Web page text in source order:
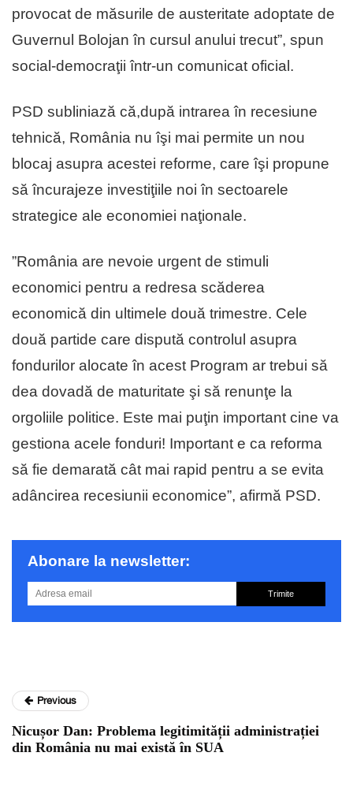
provocat de măsurile de austeritate adoptate de
Guvernul Bolojan în cursul anului trecut”, spun
social-democraţii într-un comunicat oficial.
PSD subliniază că,după intrarea în recesiune
tehnică, România nu îşi mai permite un nou
blocaj asupra acestei reforme, care îşi propune
să încurajeze investiţiile noi în sectoarele
strategice ale economiei naţionale.
”România are nevoie urgent de stimuli
economici pentru a redresa scăderea
economică din ultimele două trimestre. Cele
două partide care dispută controlul asupra
fondurilor alocate în acest Program ar trebui să
dea dovadă de maturitate şi să renunţe la
orgoliile politice. Este mai puţin important cine va
gestiona acele fonduri! Important e ca reforma
să fie demarată cât mai rapid pentru a se evita
adâncirea recesiunii economice”, afirmă PSD.
Abonare la newsletter:
Trimite
Previous
Nicușor Dan: Problema legitimității administrației
din România nu mai există în SUA